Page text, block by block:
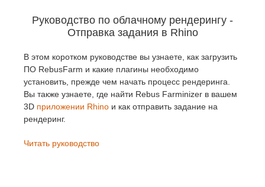
Руководство по облачному рендерингу -
Отправка задания в Rhino
В этом коротком руководстве вы узнаете, как загрузить
ПО RebusFarm и какие плагины необходимо
установить, прежде чем начать процесс рендеринга.
Вы также узнаете, где найти Rebus Farminizer в вашем
3D приложении Rhino и как отправить задание на
рендеринг.
Читать руководство